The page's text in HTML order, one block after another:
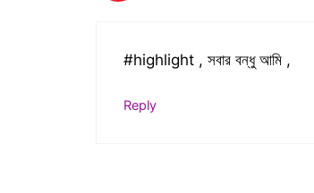
#highlight , সবার বন্ধু আমি ,
Reply